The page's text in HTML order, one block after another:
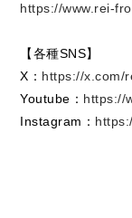
https://www.rei-
【各種SNS】
X： https://x.com/
Youtube： https://
Instagram：